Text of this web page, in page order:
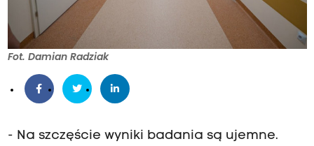
Fot. Damian Radziak
- Na szczęście wyniki badania są ujemne.